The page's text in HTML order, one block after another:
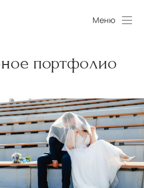
Меню
портфолио